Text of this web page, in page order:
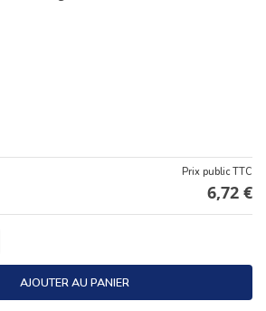
Prix public TTC
6,72 €
AJOUTER AU PANIER